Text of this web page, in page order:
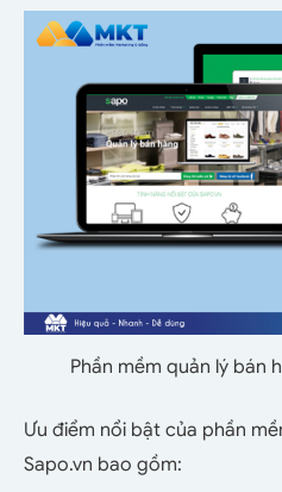
Phần mềm quản lý bán
Ưu điểm nổi bật của phần
Sapo.vn bao gồm: